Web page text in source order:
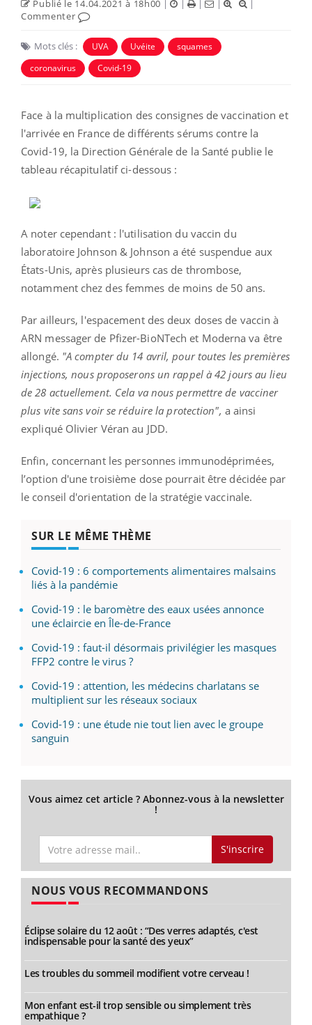
Publié le 14.04.2021 à 18h00 | | | |
|
Commenter
Mots clés : UVA Uvéite
squames
coronavirus
Covid-19
Face à la multiplication des consignes de vaccination et
l'arrivée en France de différents sérums contre la
Covid-19, la Direction Générale de la Santé publie le
tableau récapitulatif ci-dessous :
A noter cependant : l'utilisation du vaccin du
laboratoire Johnson & Johnson a été suspendue aux
États-Unis, après plusieurs cas de thrombose,
notamment chez des femmes de moins de 50 ans.
Par ailleurs, l'espacement des deux doses de vaccin à
ARN messager de Pfizer-BioNTech et Moderna va être
allongé. "A compter du 14 avril, pour toutes les premières
injections, nous proposerons un rappel à 42 jours au lieu
de 28 actuellement. Cela va nous permettre de vacciner
plus vite sans voir se réduire la protection", a ainsi
expliqué Olivier Véran au JDD.
Enfin, concernant les personnes immunodéprimées,
l’option d'une troisième dose pourrait être décidée par
le conseil d'orientation de la stratégie vaccinale.
SUR LE MÊME THÈME
Covid-19 : 6 comportements alimentaires malsains
liés à la pandémie
Covid-19 : le baromètre des eaux usées annonce
une éclaircie en Île-de-France
Covid-19 : faut-il désormais privilégier les masques
FFP2 contre le virus ?
Covid-19 : attention, les médecins charlatans se
multiplient sur les réseaux sociaux
Covid-19 : une étude nie tout lien avec le groupe
sanguin
Vous aimez cet article ? Abonnez-vous à la newsletter
!
S'inscrire
NOUS VOUS RECOMMANDONS
Éclipse solaire du 12 août : “Des verres adaptés, c'est
indispensable pour la santé des yeux”
Les troubles du sommeil modifient votre cerveau !
Mon enfant est-il trop sensible ou simplement très
empathique ?